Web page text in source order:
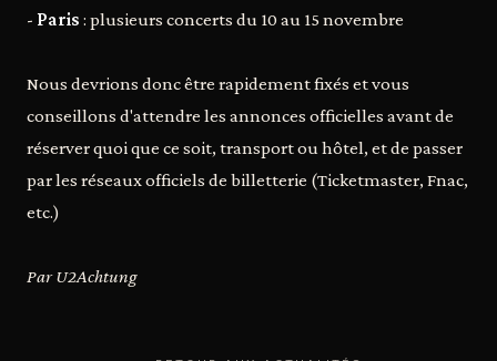
- Paris : plusieurs concerts du 10 au 15 novembre
Nous devrions donc être rapidement fixés et vous
conseillons d'attendre les annonces officielles avant de
réserver quoi que ce soit, transport ou hôtel, et de passer
par les réseaux officiels de billetterie (Ticketmaster, Fnac,
etc.)
Par U2Achtung